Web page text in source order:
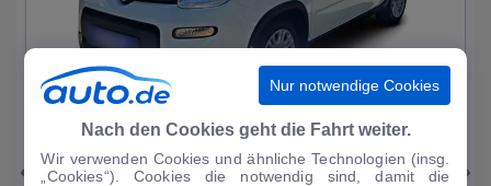
|15
Fiat Panda
Nur notwendige Cookies
Nach den Cookies geht die Fahrt weiter.
Wir verwenden Cookies und ähnliche Technologien (insg.
„Cookies“). Cookies die notwendig sind, damit die